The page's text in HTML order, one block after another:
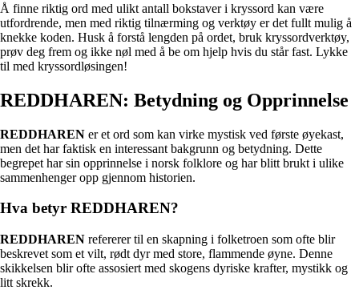
Å finne riktig ord med ulikt antall bokstaver i kryssord kan være
utfordrende, men med riktig tilnærming og verktøy er det fullt mulig å
knekke koden. Husk å forstå lengden på ordet, bruk kryssordverktøy,
prøv deg frem og ikke nøl med å be om hjelp hvis du står fast. Lykke
til med kryssordløsingen!
REDDHAREN: Betydning og Opprinnelse
REDDHAREN er et ord som kan virke mystisk ved første øyekast,
men det har faktisk en interessant bakgrunn og betydning. Dette
begrepet har sin opprinnelse i norsk folklore og har blitt brukt i ulike
sammenhenger opp gjennom historien.
Hva betyr REDDHAREN?
REDDHAREN refererer til en skapning i folketroen som ofte blir
beskrevet som et vilt, rødt dyr med store, flammende øyne. Denne
skikkelsen blir ofte assosiert med skogens dyriske krafter, mystikk og
litt skrekk.